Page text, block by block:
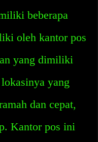
beberapa
oleh kantor pos
yang dimiliki
yang
dan cepat,
Kantor pos ini